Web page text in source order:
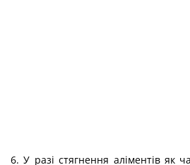
6. У разі стягнення аліментів як